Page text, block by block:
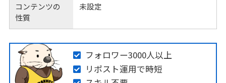
コンテンツの
性質
未設定
フォロワー3000人以上
リポスト運用で時短